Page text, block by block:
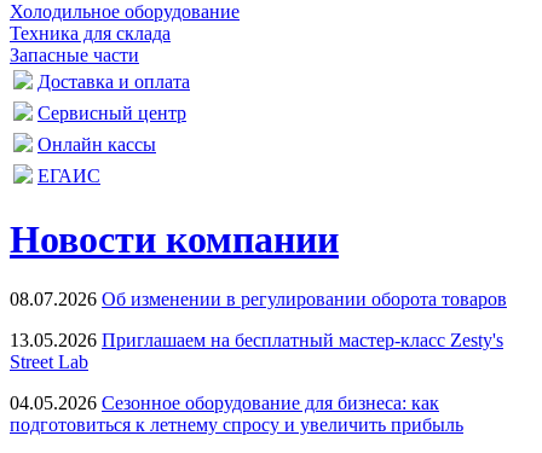
Холодильное оборудование
Техника для склада
Запасные части
Доставка и оплата
Сервисный центр
Онлайн кассы
ЕГАИС
Новости компании
08.07.2026 Об изменении в регулировании оборота товаров
13.05.2026 Приглашаем на бесплатный мастер-класс Zesty's
Street Lab
04.05.2026 Сезонное оборудование для бизнеса: как
подготовиться к летнему спросу и увеличить прибыль